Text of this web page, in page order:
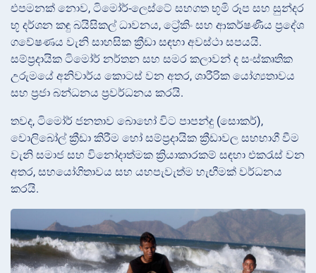
එපමනක් නොව, ටිමෝර්-ලෙස්ටේ සහගත භූමි රූප සහ සුන්දර
භූ දර්ශන කඳු බයිසිකල් ධාවනය, ට්‍රේකිං සහ ආකර්ෂණීය ප්‍රදේශ
ගවේෂණය වැනි සාහසික ක්‍රීඩා සඳහා අවස්ථා සපයයි.
සම්ප්‍රදායික ටිමෝර් නර්තන සහ සමර කලාවන් ද සංස්කෘතික
උරුමයේ අනිවාර්ය කොටස් වන අතර, ශාරීරික යෝග්‍යතාවය
සහ ප්‍රජා බන්ධනය ප්‍රවර්ධනය කරයි.
තවද, ටිමෝර් ජනතාව බොහෝ විට පාපන්දු (සොකර්),
වොලිබෝල් ක්‍රීඩා කිරීම හෝ සම්ප්‍රදායික ක්‍රීඩාවල සහභාගී වීම
වැනි සමාජ සහ විනෝදාත්මක ක්‍රියාකාරකම් සඳහා එකරැස් වන
අතර, සහයෝගිතාවය සහ යහපැවැත්ම හැඟීමක් වර්ධනය
කරයි.